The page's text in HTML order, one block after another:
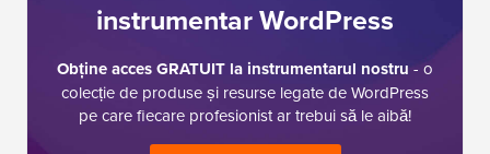
instrumentar WordPress
Obține acces GRATUIT la instrumentarul nostru - o
colecție de produse și resurse legate de WordPress
pe care fiecare profesionist ar trebui să le aibă!